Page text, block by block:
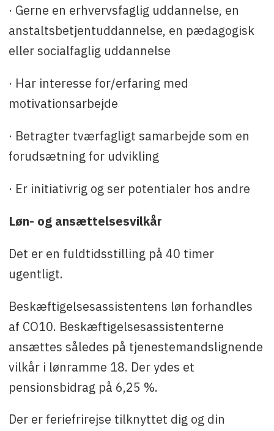
· Gerne en erhvervsfaglig uddannelse, en
anstaltsbetjentuddannelse, en pædagogisk
eller socialfaglig uddannelse
· Har interesse for/erfaring med
motivationsarbejde
· Betragter tværfagligt samarbejde som en
forudsætning for udvikling
· Er initiativrig og ser potentialer hos andre
Løn- og ansættelsesvilkår
Det er en fuldtidsstilling på 40 timer
ugentligt.
Beskæftigelsesassistentens løn forhandles
af CO10. Beskæftigelsesassistenterne
ansættes således på tjenestemandslignende
vilkår i lønramme 18. Der ydes et
pensionsbidrag på 6,25 %.
Der er feriefrirejse tilknyttet dig og din